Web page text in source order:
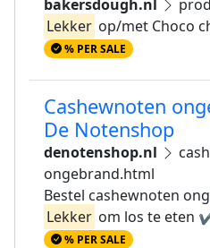
bakersdough.nl
Lekker op/met Choco
% PER SALE
Cashewnoten
De Notenshop
denotenshop.nl
ongebrand.html
Bestel cashewnoten
Lekker om los te eten
% PER SALE